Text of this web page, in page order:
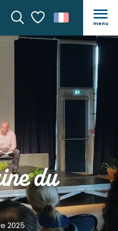
Recherche
Voir les favoris
menu
du
2025